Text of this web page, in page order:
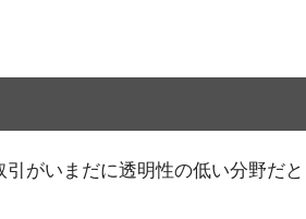
がいまだに透明性の低い分野だと